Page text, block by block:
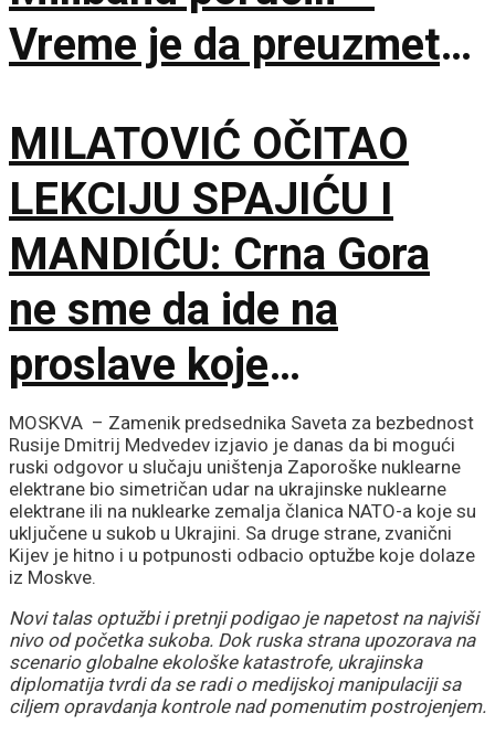
Vreme je da preuzmete
bezbednosti
MILATOVIĆ OČITAO
LEKCIJU SPAJIĆU I
MANDIĆU: Crna Gora
ne sme da ide na
proslave koje
vaskrsavaju bol i
stradanje Srba
MOSKVA – Zamenik predsednika Saveta za bezbednost
Rusije Dmitrij Medvedev izjavio je danas da bi mogući
ruski odgovor u slučaju uništenja Zaporoške nuklearne
elektrane bio simetričan udar na ukrajinske nuklearne
elektrane ili na nuklearke zemalja članica NATO-a koje su
uključene u sukob u Ukrajini. Sa druge strane, zvanični
Kijev je hitno i u potpunosti odbacio optužbe koje dolaze
iz Moskve.
Novi talas optužbi i pretnji podigao je napetost na najviši
nivo od početka sukoba. Dok ruska strana upozorava na
scenario globalne ekološke katastrofe, ukrajinska
diplomatija tvrdi da se radi o medijskoj manipulaciji sa
ciljem opravdanja kontrole nad pomenutim postrojenjem.